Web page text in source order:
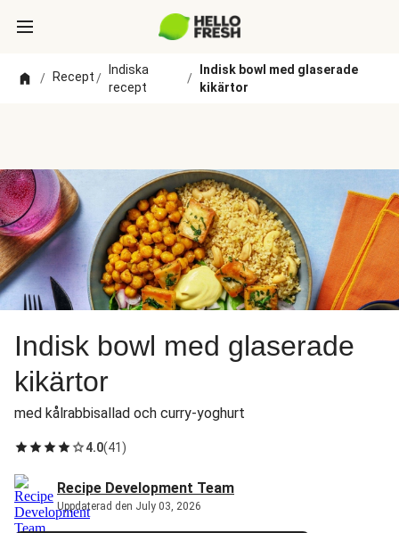
/ Recept /
Indiska
recept
/
Indisk bowl med glaserade
kikärtor
Indisk bowl med glaserade
kikärtor
med kålrabbisallad och curry-yoghurt
4.0(41 )
Recipe Development Team
Uppdaterad den July 03, 2026